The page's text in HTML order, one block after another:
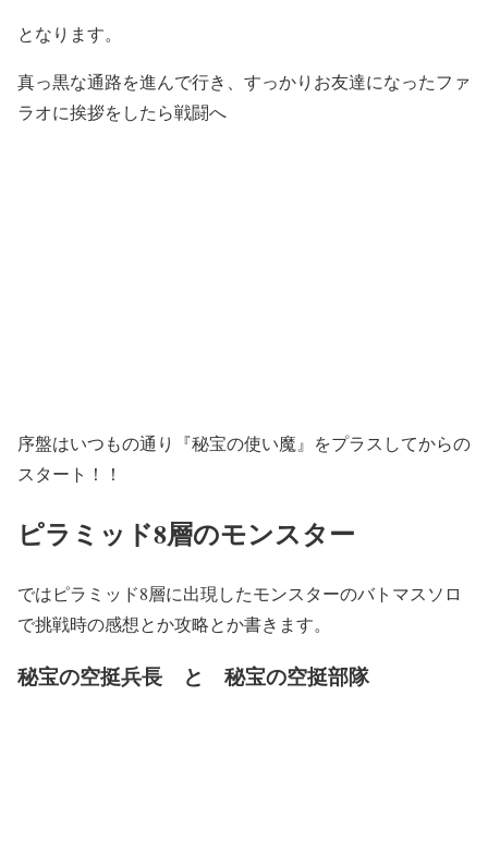
となります。
真っ黒な通路を進んで行き、すっかりお友達になったファ
ラオに挨拶をしたら戦闘へ
序盤はいつもの通り『秘宝の使い魔』をプラスしてからの
スタート！！
ピラミッド8層のモンスター
ではピラミッド8層に出現したモンスターのバトマスソロ
で挑戦時の感想とか攻略とか書きます。
秘宝の空挺兵長 と 秘宝の空挺部隊